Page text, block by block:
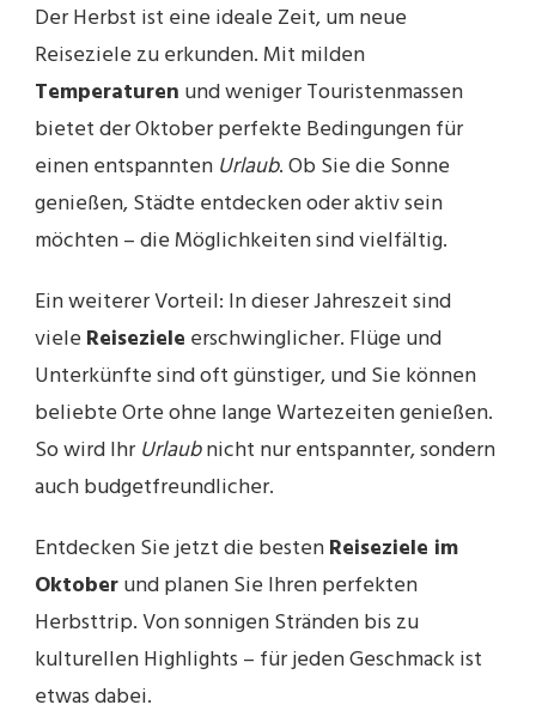
Der Herbst ist eine ideale Zeit, um neue
Reiseziele zu erkunden. Mit milden
Temperaturen und weniger Touristenmassen
bietet der Oktober perfekte Bedingungen für
einen entspannten Urlaub. Ob Sie die Sonne
genießen, Städte entdecken oder aktiv sein
möchten – die Möglichkeiten sind vielfältig.
Ein weiterer Vorteil: In dieser Jahreszeit sind
viele Reiseziele erschwinglicher. Flüge und
Unterkünfte sind oft günstiger, und Sie können
beliebte Orte ohne lange Wartezeiten genießen.
So wird IhrUrlaubnicht nur entspannter, sondern
auch budgetfreundlicher.
Entdecken Sie jetzt die bestenReiseziele im
Oktoberund planen Sie Ihren perfekten
Herbsttrip. Von sonnigen Stränden bis zu
kulturellen Highlights – für jeden Geschmack ist
etwas dabei.